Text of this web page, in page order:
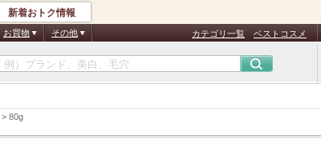
> 80g
新着おトク情報
お買物 その他 カテゴリ一覧 ベストコスメ